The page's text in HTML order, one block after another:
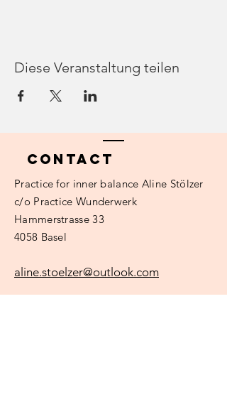
Diese Veranstaltung teilen
Contact
Practice for inner balance Aline Stölzer
c/o Practice Wunderwerk
Hammerstrasse 33
4058 Basel
aline.stoelzer@outlook.com